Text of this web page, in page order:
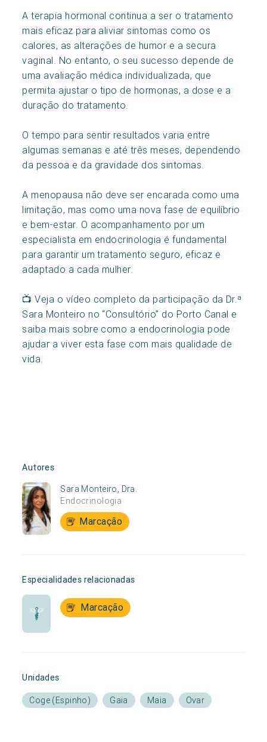
A terapia hormonal continua a ser o tratamento
mais eficaz para aliviar sintomas como os
calores, as alterações de humor e a secura
vaginal. No entanto, o seu sucesso depende de
uma avaliação médica individualizada, que
permita ajustar o tipo de hormonas, a dose e a
duração do tratamento.
O tempo para sentir resultados varia entre
algumas semanas e até três meses, dependendo
da pessoa e da gravidade dos sintomas.
A menopausa não deve ser encarada como uma
limitação, mas como uma nova fase de equilíbrio
e bem-estar. O acompanhamento por um
especialista em endocrinologia é fundamental
para garantir um tratamento seguro, eficaz e
adaptado a cada mulher.
📺 Veja o vídeo completo da participação da Dr.ª
Sara Monteiro no “Consultório” do Porto Canal e
saiba mais sobre como a endocrinologia pode
ajudar a viver esta fase com mais qualidade de
vida.
Autores
Sara Monteiro, Dra.
Endocrinologia
Marcação
Especialidades relacionadas
Marcação
Unidades
Coge (Espinho) Gaia Maia Ovar